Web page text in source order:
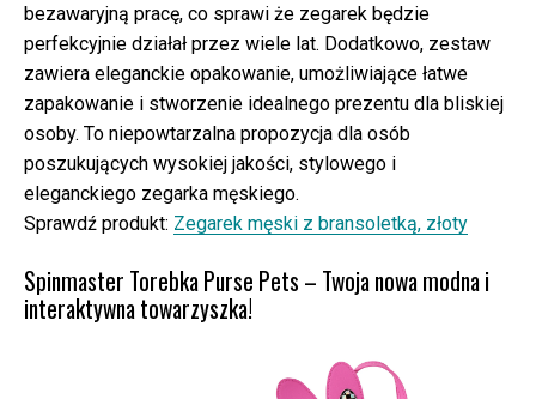
bezawaryjną pracę, co sprawi że zegarek będzie
perfekcyjnie działał przez wiele lat. Dodatkowo, zestaw
zawiera eleganckie opakowanie, umożliwiające łatwe
zapakowanie i stworzenie idealnego prezentu dla bliskiej
osoby. To niepowtarzalna propozycja dla osób
poszukujących wysokiej jakości, stylowego i
eleganckiego zegarka męskiego.
Sprawdź produkt: Zegarek męski z bransoletką, złoty
Spinmaster Torebka Purse Pets – Twoja nowa modna i
interaktywna towarzyszka!